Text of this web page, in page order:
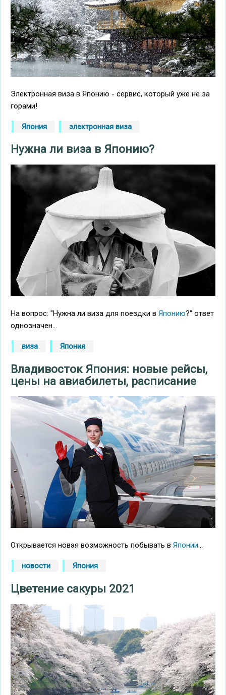
Электронная виза в Японию - сервис, который уже не за
горами!
Япония электронная виза
Нужна ли виза в Японию?
На вопрос: "Нужна ли виза для поездки в Японию?" ответ
однозначен...
виза Япония
Владивосток Япония: новые рейсы,
цены на авиабилеты, расписание
Открывается новая возможность побывать в Японии...
новости Япония
Цветение сакуры 2021